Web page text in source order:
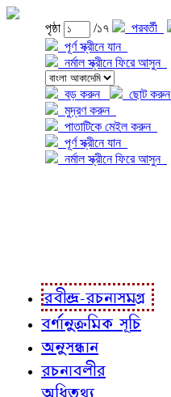
পৃষ্ঠা /১৭ পরবর্তী
পূর্ণ স্ক্রীনে যান
নর্মাল স্ক্রীনে ফিরে আসুন
বড় করুন
ছোট করুন
মুদ্রণ করুন
পাতাটিকে মেইল করুন
পূর্ণ স্ক্রীনে যান
নর্মাল স্ক্রীনে ফিরে আসুন
রবীন্দ্র-রচনাসমগ্র
বর্ণানুক্রমিক সূচি
অনুসন্ধান
রচনাবলীর
অধিতথ্য